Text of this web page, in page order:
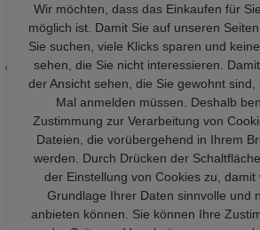
Wir möchten, dass das Einkaufen für
möglich ist. Damit Sie auf unseren
Sie suchen, viele Klicks sparen und
sehen, die Sie nicht interessieren.
der Ansicht sehen, die Sie gewohnt
Mal anmelden müssen. Deshalb
Zustimmung zur Verarbeitung von
Dateien, die vorübergehend in Ihrem
werden. Durch Drücken der
der Einstellung von Cookies zu,
Grundlage Ihrer Daten sinnvolle und
anbieten können. Sie können Ihre